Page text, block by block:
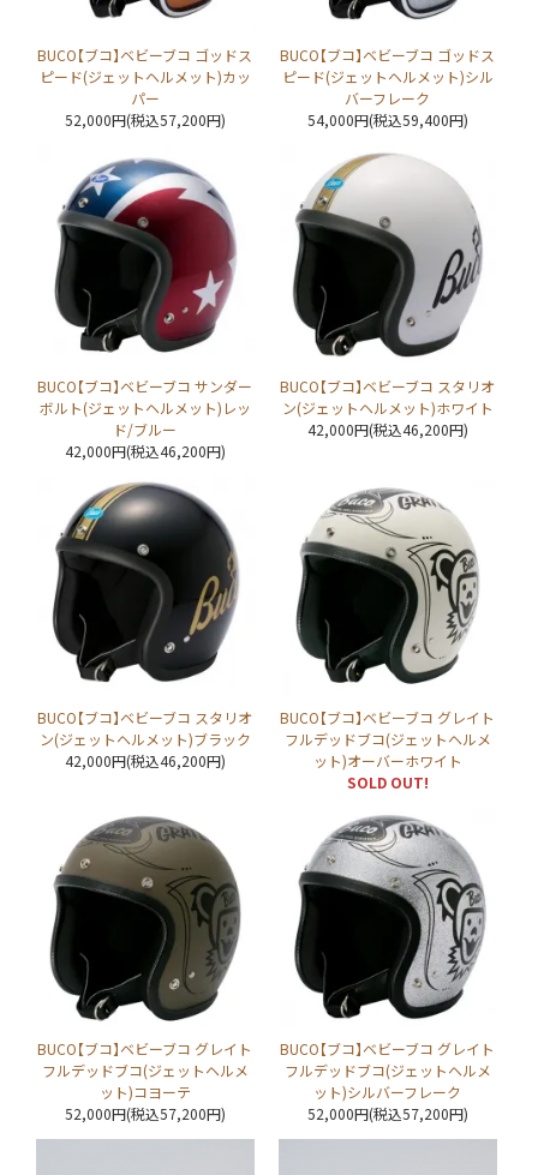
BUCO【ブコ】ベビーブコ ゴッドス
ピード(ジェットヘルメット)カッ
パー
52,000円(税込57,200円)
BUCO【ブコ】ベビーブコ ゴッドス
ピード(ジェットヘルメット)シル
バーフレーク
54,000円(税込59,400円)
BUCO【ブコ】ベビーブコ サンダー
ボルト(ジェットヘルメット)レッ
ド/ブルー
42,000円(税込46,200円)
BUCO【ブコ】ベビーブコ スタリオ
ン(ジェットヘルメット)ホワイト
42,000円(税込46,200円)
BUCO【ブコ】ベビーブコ スタリオ
ン(ジェットヘルメット)ブラック
42,000円(税込46,200円)
BUCO【ブコ】ベビーブコ グレイト
フルデッドブコ(ジェットヘルメ
ット)オーバーホワイト
SOLD OUT!
BUCO【ブコ】ベビーブコ グレイト
フルデッドブコ(ジェットヘルメ
ット)コヨーテ
52,000円(税込57,200円)
BUCO【ブコ】ベビーブコ グレイト
フルデッドブコ(ジェットヘルメ
ット)シルバーフレーク
52,000円(税込57,200円)